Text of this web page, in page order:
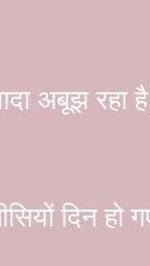
अबूझ
दिन